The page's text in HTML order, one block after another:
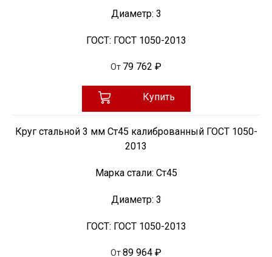
Диаметр: 3
ГОСТ: ГОСТ 1050-2013
От 79 762 ₽
Купить
Круг стальной 3 мм Ст45 калиброванный ГОСТ 1050-
2013
Марка стали: Ст45
Диаметр: 3
ГОСТ: ГОСТ 1050-2013
От89 964 ₽